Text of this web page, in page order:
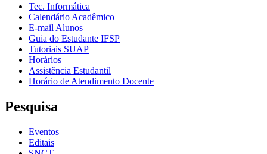
Tec. Informática
Calendário Acadêmico
E-mail Alunos
Guia do Estudante IFSP
Tutoriais SUAP
Horários
Assistência Estudantil
Horário de Atendimento Docente
Pesquisa
Eventos
Editais